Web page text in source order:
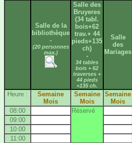
Salle de la
bibliothèque
-
(20 personnes
max.)
Salle des
Bruyeres
(34 tabl.
bois+62
trav.+ 44
pieds+135
ch)
-
34 tables
bois + 62
traverses +
44 pieds
+135 ch.
Salle
des
Mariages
Heure :
Semaine
Mois
Semaine
Mois
Semaine
Mois
08:00
Réservé
09:00
10:00
11:00